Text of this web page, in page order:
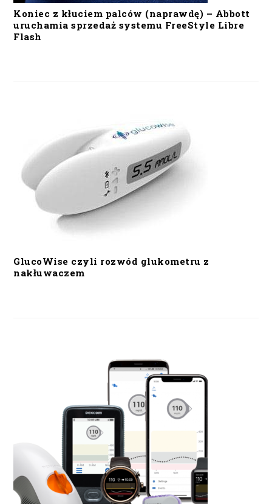
Koniec z kłuciem palców (naprawdę) – Abbott
uruchamia sprzedaż systemu FreeStyle Libre
Flash
GlucoWise czyli rozwód glukometru z
nakłuwaczem